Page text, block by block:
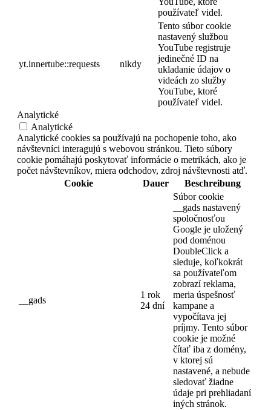
používateľ videl.
yt.innertube::requests nikdy
Tento súbor cookie
nastavený službou
YouTube registruje
jedinečné ID na
ukladanie údajov o
videách zo služby
YouTube, ktoré
používateľ videl.
Analytické
Analytické
Analytické cookies sa používajú na pochopenie toho, ako
návštevníci interagujú s webovou stránkou. Tieto súbory
cookie pomáhajú poskytovať informácie o metrikách, ako je
počet návštevníkov, miera odchodov, zdroj návštevnosti atď.
Cookie
Dauer Beschreibung
__gads
1 rok
24 dní
Súbor cookie
__gads nastavený
spoločnosťou
Google je uložený
pod doménou
DoubleClick a
sleduje, koľkokrát
sa používateľom
zobrazí reklama,
meria úspešnosť
kampane a
vypočítava jej
príjmy. Tento súbor
cookie je možné
čítať iba z domény,
v ktorej sú
nastavené, a nebude
sledovať žiadne
údaje pri prehliadaní
iných stránok.